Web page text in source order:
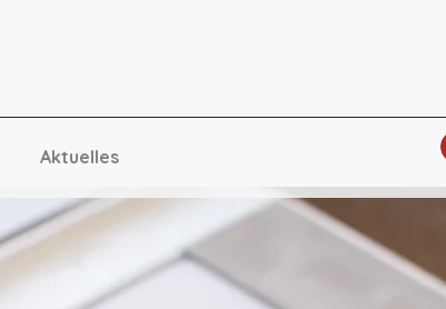
Aktuelles